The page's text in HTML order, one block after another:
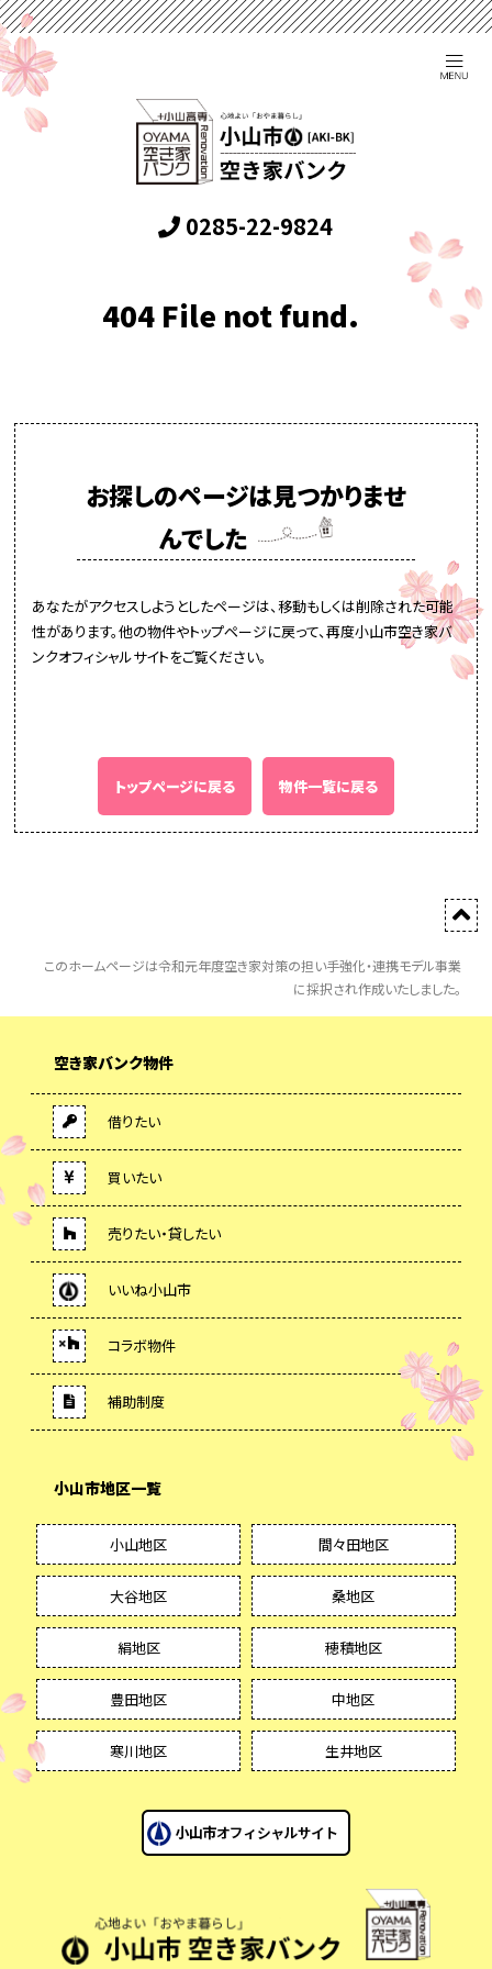
0285-22-9824
404 File not fund.
お探しのページは見つかりませ
んでした
あなたがアクセスしようとしたページは、移動もしくは削除された可能
性があります。他の物件やトップページに戻って、再度小山市空き家バ
ンクオフィシャルサイトをご覧ください。
トップページに戻る 物件一覧に戻る
このホームページは令和元年度空き家対策の担い手強化・連携モデル事業
に採択され作成いたしました。
空き家バンク物件
借りたい
買いたい
売りたい・貸したい
いいね小山市
コラボ物件
補助制度
小山市地区一覧
小山地区 間々田地区
大谷地区 桑地区
絹地区 穂積地区
豊田地区 中地区
寒川地区 生井地区